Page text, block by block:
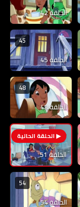
الحلقة 42
45
الحلقة 45
48
الحلقة 48
51
الحلقة 51
54
الحلقة 54